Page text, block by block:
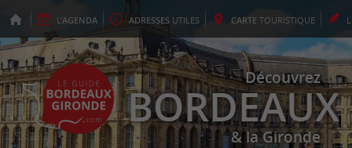
L'AGENDA ADRESSES UTILES CARTE TOURISTIQUE
Découvrez
BORDEAUX
& la Gironde